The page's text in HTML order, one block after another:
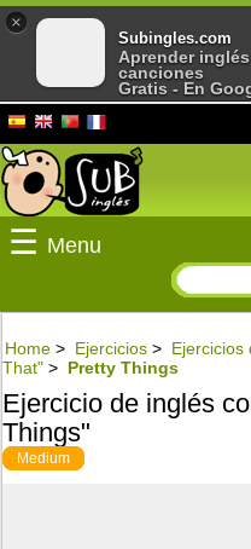
☰ Menu
Home > Ejercicios > Ejercicios
That" > Pretty Things
Ejercicio de inglés
Things"
Medium
×
Subingles.com
Aprender
canciones
Gratis - En